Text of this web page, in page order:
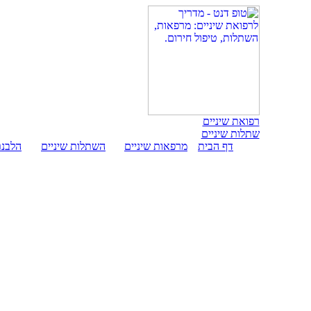
רפואת שיניים
שתלות שיניים
דף הבית
מרפאות שיניים השתלות שיניים